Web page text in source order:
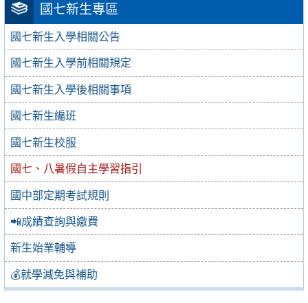
國七新生專區
國七新生入學相關公告
國七新生入學前相關規定
國七新生入學後相關事項
國七新生編班
國七新生校服
國七、八暑假自主學習指引
國中部定期考試規則
📲成績查詢與繳費
新生始業輔導
💰就學減免與補助